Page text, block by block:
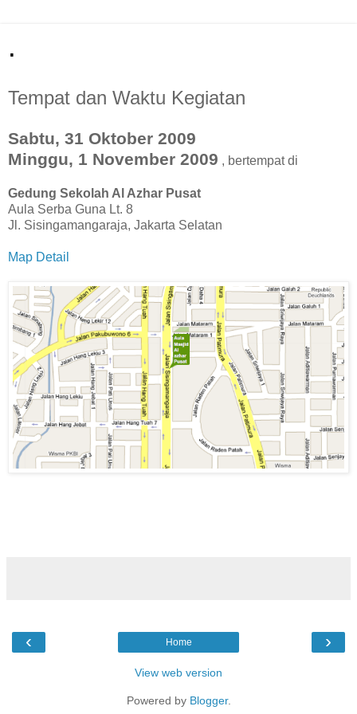
.
Tempat dan Waktu Kegiatan
Sabtu, 31 Oktober 2009
Minggu, 1 November 2009 , bertempat di
Gedung Sekolah Al Azhar Pusat
Aula Serba Guna Lt. 8
Jl. Sisingamangaraja, Jakarta Selatan
Map Detail
‹ ›
Home
View web version
Powered by Blogger.